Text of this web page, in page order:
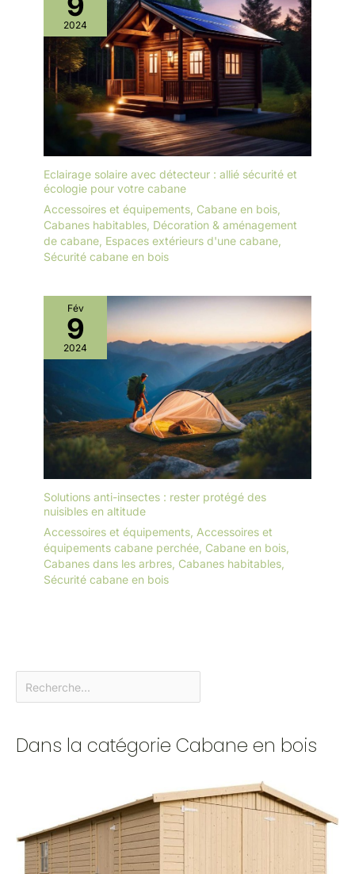
2024
Eclairage solaire avec détecteur : allié sécurité et
écologie pour votre cabane
Accessoires et équipements Cabane en bois
Cabanes habitables Décoration & aménagement
de cabane Espaces extérieurs d'une cabane
Sécurité cabane en bois
Fév
9
2024
Solutions anti-insectes : rester protégé des
nuisibles en altitude
Accessoires et équipements, Accessoires et
équipements cabane perchée, Cabane en bois,
Cabanes dans les arbres, Cabanes habitables,
Sécurité cabane en bois
Dans la catégorie Cabane en bois